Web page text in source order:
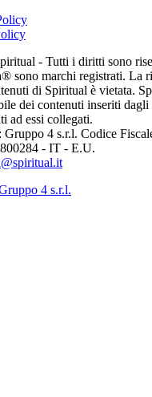
- Tutti i diritti sono
sono marchi registrati. La
di Spiritual è vietata.
dei contenuti inseriti dagli
ad essi collegati.
Gruppo 4 s.r.l. Codice
- IT - E.U.
4 s.r.l.